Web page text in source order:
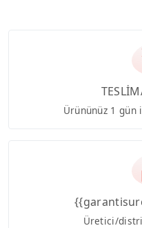
Ürününüz 1
Üretici/